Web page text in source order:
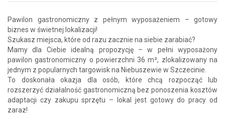
Pawilon gastronomiczny z pełnym wyposażeniem – gotowy
biznes w świetnej lokalizacji!
Szukasz miejsca, które od razu zacznie na siebie zarabiać?
Mamy dla Ciebie idealną propozycję – w pełni wyposażony
pawilon gastronomiczny o powierzchni 36 m², zlokalizowany na
jednym z popularnych targowisk na Niebuszewie w Szczecinie.
To doskonała okazja dla osób, które chcą rozpocząć lub
rozszerzyć działalność gastronomiczną bez ponoszenia kosztów
adaptacji czy zakupu sprzętu – lokal jest gotowy do pracy od
zaraz!